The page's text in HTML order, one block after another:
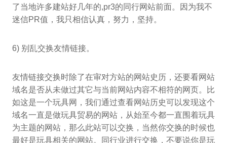
了当地许多建站好几年的,pr3的同行网站前面。因为我不
迷信PR值，我只相信认真，努力，坚持。
6) 别乱交换友情链接。
友情链接交换时除了在审对方站的网站史历，还要看网站
域名是否从未做过其它与当前网站内容不相符的网页。比
如这是一个玩具网，我们通过查看网站历史可以发现这个
域名一直是做玩具贸易的网站，从始至今都一直围着玩具
为主题的网站，那么此站可以交换，当然你交换的时候也
最好是玩具相关的网站。同行业进行交换，不要说你是玩